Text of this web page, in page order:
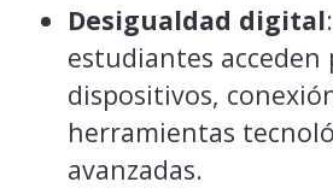
Desigualdad digital
estudiantes acceden
dispositivos,
herramientas
avanzadas.